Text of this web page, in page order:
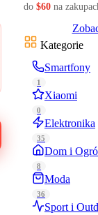
do $60 na
Kategorie
Smartfony
1
Xiaomi
0
Elektronika
35
Dom i
8
Moda
36
Sport i